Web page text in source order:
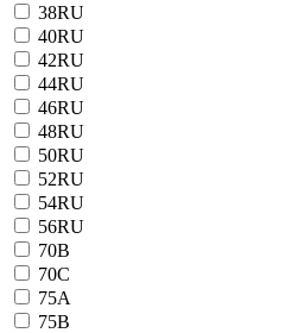
38RU
40RU
42RU
44RU
46RU
48RU
50RU
52RU
54RU
56RU
70B
70C
75A
75B